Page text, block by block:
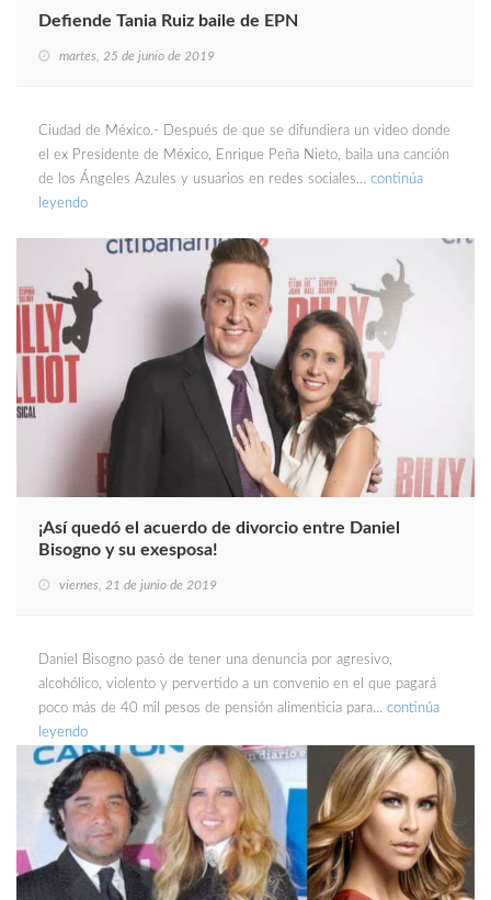
Defiende Tania Ruiz baile de EPN
martes, 25 de junio de 2019
Ciudad de México.- Después de que se difundiera un video donde
el ex Presidente de México, Enrique Peña Nieto, baila una canción
de los Ángeles Azules y usuarios en redes sociales… continúa
leyendo
¡Así quedó el acuerdo de divorcio entre Daniel
Bisogno y su exesposa!
viernes, 21 de junio de 2019
Daniel Bisogno pasó de tener una denuncia por agresivo,
alcohólico, violento y pervertido a un convenio en el que pagará
poco más de 40 mil pesos de pensión alimenticia para… continúa
leyendo